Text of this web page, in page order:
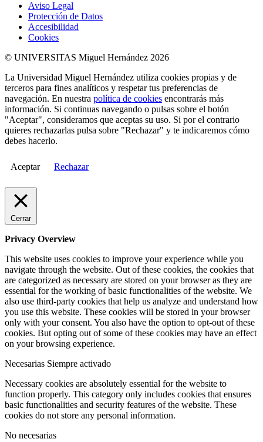
Aviso Legal
Protección de Datos
Accesibilidad
Cookies
© UNIVERSITAS Miguel Hernández 2026
La Universidad Miguel Hernández utiliza cookies propias y de
terceros para fines analíticos y respetar tus preferencias de
navegación. En nuestra política de cookies encontrarás más
información. Si continuas navegando o pulsas sobre el botón
"Aceptar", consideramos que aceptas su uso. Si por el contrario
quieres rechazarlas pulsa sobre "Rechazar" y te indicaremos cómo
debes hacerlo.
Aceptar Rechazar
Cerrar
Privacy Overview
This website uses cookies to improve your experience while you
navigate through the website. Out of these cookies, the cookies that
are categorized as necessary are stored on your browser as they are
essential for the working of basic functionalities of the website. We
also use third-party cookies that help us analyze and understand how
you use this website. These cookies will be stored in your browser
only with your consent. You also have the option to opt-out of these
cookies. But opting out of some of these cookies may have an effect
on your browsing experience.
Necesarias Siempre activado
Necessary cookies are absolutely essential for the website to
function properly. This category only includes cookies that ensures
basic functionalities and security features of the website. These
cookies do not store any personal information.
No necesarias